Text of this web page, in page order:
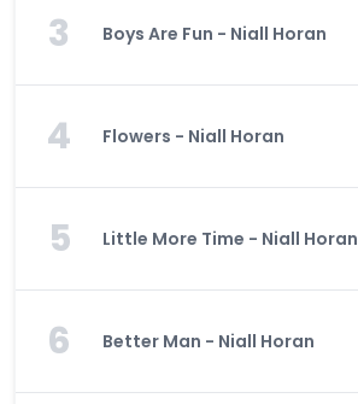
3 Boys Are Fun - Niall Horan
4 Flowers - Niall Horan
5 Little More Time - Niall Horan
6 Better Man - Niall Horan